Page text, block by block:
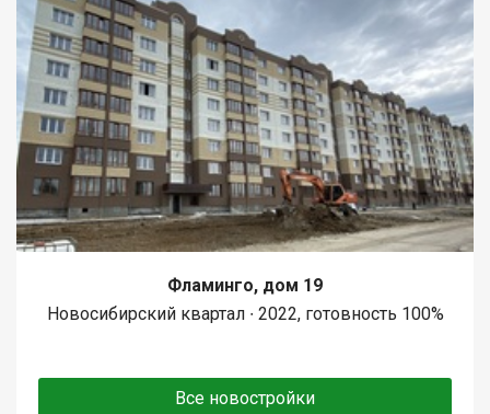
Фламинго, дом 19
Новосибирский квартал ∙ 2022, готовность 100%
Все новостройки